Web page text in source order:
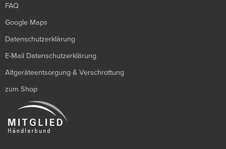
FAQ
Google Maps
Datenschutzerklärung
E-Mail Datenschutzerklärung
Altgeräteentsorgung & Verschrottung
zum Shop